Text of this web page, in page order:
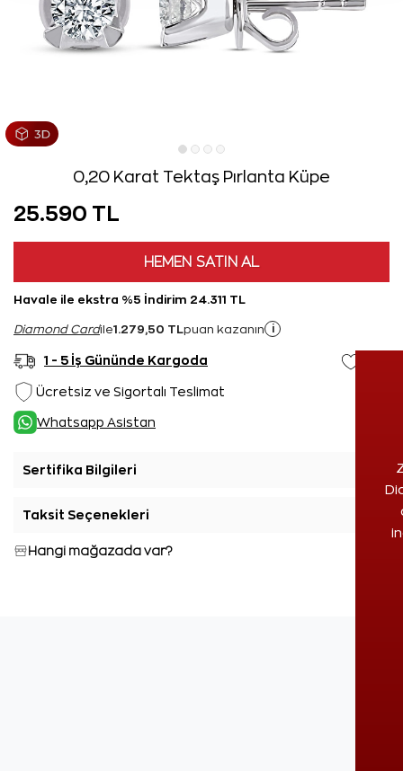
0,20 Karat Tektaş Pırlanta Küpe
25.590 TL
HEMEN SATIN AL
Havale ile ekstra %5 İndirim 24.311 TL
Diamond Cardile1.279,50 TL puan kazanın i
1 - 5 İş Gününde Kargoda
Ücretsiz ve Sigortalı Teslimat
Whatsapp Asistan
Sertifika Bilgileri
Taksit Seçenekleri
Hangi mağazada var?